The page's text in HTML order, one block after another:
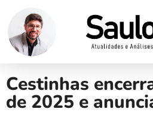
Cestinhas
de 2025 e